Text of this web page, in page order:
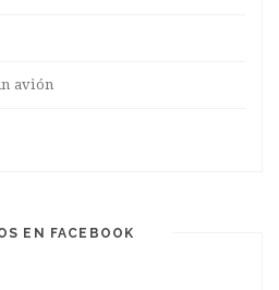
avión
EN FACEBOOK